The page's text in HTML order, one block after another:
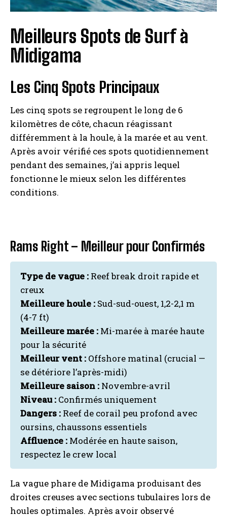
Meilleurs Spots de Surf à
Midigama
Les Cinq Spots Principaux
Les cinq spots se regroupent le long de 6
kilomètres de côte, chacun réagissant
différemment à la houle, à la marée et au vent.
Après avoir vérifié ces spots quotidiennement
pendant des semaines, j’ai appris lequel
fonctionne le mieux selon les différentes
conditions.
Rams Right – Meilleur pour Confirmés
Type de vague : Reef break droit rapide et
creux
Meilleure houle : Sud-sud-ouest, 1,2-2,1 m
(4-7 ft)
Meilleure marée : Mi-marée à marée haute
pour la sécurité
Meilleur vent : Offshore matinal (crucial —
se détériore l’après-midi)
Meilleure saison : Novembre-avril
Niveau : Confirmés uniquement
Dangers : Reef de corail peu profond avec
oursins, chaussons essentiels
Affluence : Modérée en haute saison,
respectez le crew local
La vague phare de Midigama produisant des
droites creuses avec sections tubulaires lors de
houles optimales. Après avoir observé